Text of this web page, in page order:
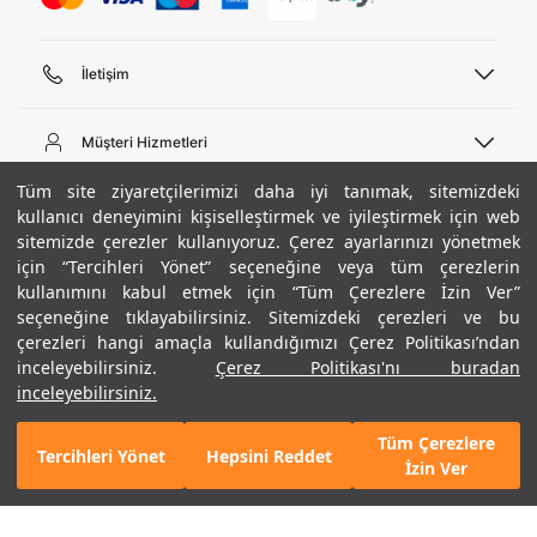
Tüm site ziyaretçilerimizi daha iyi tanımak, sitemizdeki
kullanıcı deneyimini kişiselleştirmek ve iyileştirmek için web
sitemizde çerezler kullanıyoruz. Çerez ayarlarınızı yönetmek
için “Tercihleri Yönet” seçeneğine veya tüm çerezlerin
kullanımını kabul etmek için “Tüm Çerezlere İzin Ver”
seçeneğine tıklayabilirsiniz. Sitemizdeki çerezleri ve bu
çerezleri hangi amaçla kullandığımızı Çerez Politikası’ndan
inceleyebilirsiniz.
Çerez Politikası'nı buradan
inceleyebilirsiniz.
Tercihleri Yönet Hepsini Reddet
Tüm Çerezlere
İzin Ver
+ 3 Renk
GELINCE HABER VER
İletişim
444 02 00
Pazartesi - Cuma 09:00 - 18:00
E-posta
bilgi@underarmour.com
Müşteri Hizmetleri
Sipariş Sorgulama
Bize Ulaşın
Teslimat Bilgileri
İşlem Rehberi
İade ve Değişimler
Sıkça Sorulan Sorular
Beden Rehberi
Site Haritası
Hakkımızda
Ticari Bilgiler
Hükümler ve Koşullar
Gizlilik Politikası
Çerez Politikası
Kariyer
ETBİS
UA Sosyal Medya
Instagram
Facebook
Twitter
Popüler Kategoriler
Erkek Basketbol Ayakkabısı
Çocuk Basketbol Ayakkabısı
Erkek Eşofman
Kadın Tayt